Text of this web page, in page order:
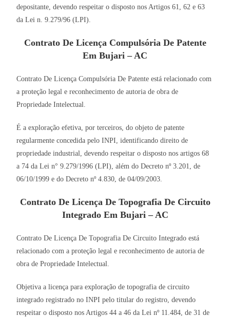
depositante, devendo respeitar o disposto nos Artigos 61, 62 e 63
da Lei n. 9.279/96 (LPI).
Contrato De Licença Compulsória De Patente
Em Bujari – AC
Contrato De Licença Compulsória De Patente está relacionado com
a proteção legal e reconhecimento de autoria de obra de
Propriedade Intelectual.
É a exploração efetiva, por terceiros, do objeto de patente
regularmente concedida pelo INPI, identificando direito de
propriedade industrial, devendo respeitar o disposto nos artigos 68
a 74 da Lei n° 9.279/1996 (LPI), além do Decreto nº 3.201, de
06/10/1999 e do Decreto nº 4.830, de 04/09/2003.
Contrato De Licença De Topografia De Circuito
Integrado Em Bujari – AC
Contrato De Licença De Topografia De Circuito Integrado está
relacionado com a proteção legal e reconhecimento de autoria de
obra de Propriedade Intelectual.
Objetiva a licença para exploração de topografia de circuito
integrado registrado no INPI pelo titular do registro, devendo
respeitar o disposto nos Artigos 44 a 46 da Lei nº 11.484, de 31 de